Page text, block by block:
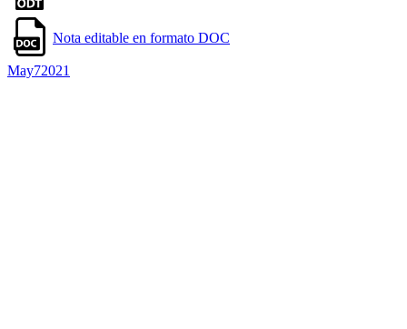
Nota editable en formato DOC
May72021